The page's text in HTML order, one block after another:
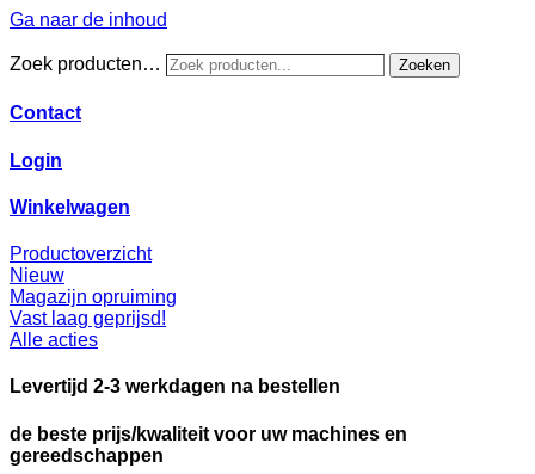
Ga naar de inhoud
Zoek producten… Zoeken
Contact
Login
Winkelwagen
Productoverzicht
Nieuw
Magazijn opruiming
Vast laag geprijsd!
Alle acties
Levertijd 2-3 werkdagen na bestellen
de beste prijs/kwaliteit voor uw machines en
gereedschappen